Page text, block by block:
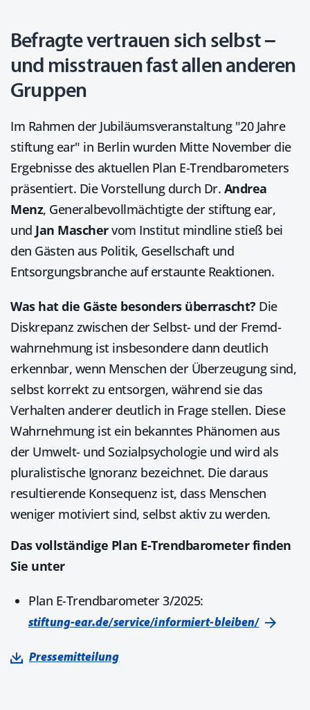
Befragte vertrauen sich selbst –
und misstrauen fast allen anderen
Gruppen
Im Rahmen der Jubiläumsveranstaltung "20 Jahre
stiftung ear" in Berlin wurden Mitte November die
Ergebnisse des aktuellen Plan E-Trendbarometers
präsentiert. Die Vorstellung durch Dr. Andrea
Menz, General­bevoll­mächtigte der stiftung ear,
und Jan Maschervom Institut mindline stieß bei
den Gästen aus Politik, Gesellschaft und
Entsorgungs­branche auf erstaunte Reaktionen.
Was hat die Gäste besonders überrascht? Die
Diskrepanz zwischen der Selbst- und der Fremd­
wahr­nehmung ist insbesondere dann deutlich
erkennbar, wenn Menschen der Über­zeugung sind,
selbst korrekt zu entsorgen, während sie das
Verhalten anderer deutlich in Frage stellen. Diese
Wahr­nehmung ist ein bekanntes Phänomen aus
der Umwelt- und Sozialpsychologie und wird als
pluralistische Ignoranz bezeichnet. Die daraus
resultierende Konsequenz ist, dass Menschen
weniger motiviert sind, selbst aktiv zu werden.
Das vollständige Plan E-Trendbarometer finden
Sie unter
Plan E-Trendbarometer 3/2025:
stiftung-ear.de/service/informiert-bleiben/
Pressemitteilung